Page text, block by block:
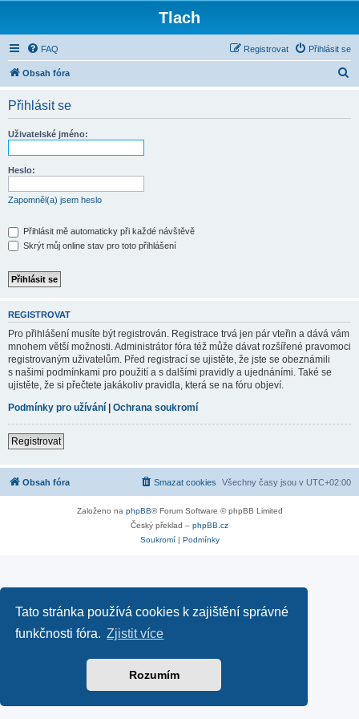
Tato stránka používá cookies k zajištění správné
funkčnosti fóra. Zjistit více
Rozumím
Tlach
FAQ Přihlásit se
Registrovat
Obsah fóra
Přihlásit se
Uživatelské jméno:
Heslo:
Zapomněl(a) jsem heslo
Přihlásit mě automaticky při každé návštěvě
Skrýt můj online stav pro toto přihlášení
REGISTROVAT
Pro přihlášení musíte být registrován. Registrace trvá jen pár vteřin a dává vám
mnohem větší možnosti. Administrátor fóra též může dávat rozšířené pravomoci
registrovaným uživatelům. Před registrací se ujistěte, že jste se obeznámili
s našimi podmínkami pro použití a s dalšími pravidly a ujednáními. Také se
ujistěte, že si přečtete jakákoliv pravidla, která se na fóru objeví.
Podmínky pro užívání | Ochrana soukromí
Registrovat
Obsah fóra Všechny časy jsou v UTC+02:00
Smazat cookies
Založeno na phpBB® Forum Software © phpBB Limited
Český překlad – phpBB.cz
Soukromí| Podmínky